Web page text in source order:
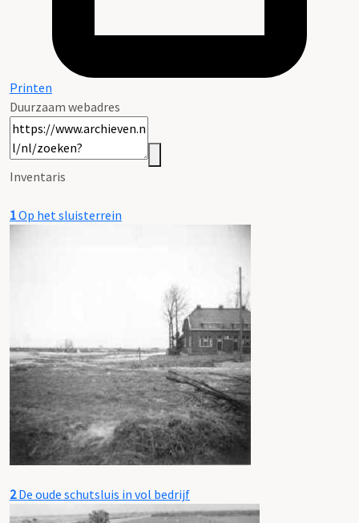
Printen
Duurzaam webadres
Inventaris
1Op het sluisterrein
2De oude schutsluis in vol bedrijf